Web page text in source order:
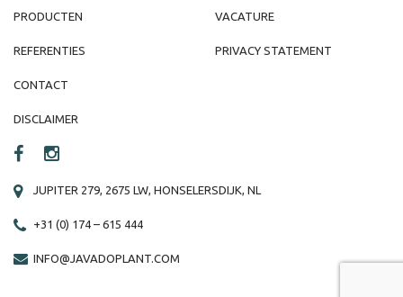
PRODUCTEN
REFERENTIES
VACATURE
PRIVACY STATEMENT
CONTACT
DISCLAIMER
JUPITER 279, 2675 LW, HONSELERSDIJK, NL
+31 (0) 174 – 615 444
INFO@JAVADOPLANT.COM